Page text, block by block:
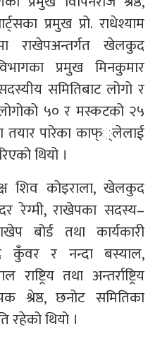
प्रमुख प्रो. राधेश्याम
राखेपअन्तर्गत खेलकुद
प्रमुख मिनकुमार
समितिबाट लोगो र
५० र मस्कटको २५
तयार पारेका काफ््लेलाई
थियो ।
शिव कोइराला, खेलकुद
रेग्मी, राखेपका सदस्य–
बोर्ड तथा कार्यकारी
कुँवर र नन्दा बस्याल,
तथा अन्तर्राष्ट्रिय
श्रेष्ठ, छनोट समितिका
रहेको थियो ।